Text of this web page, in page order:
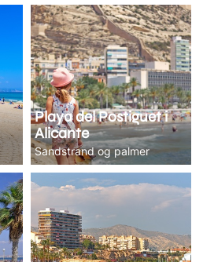
Playa del Postiguet i
Alicante
Sandstrand og palmer